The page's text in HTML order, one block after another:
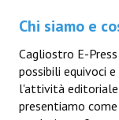
Chi siamo e
Cagliostro E-
possibili equivoci
l'attività editoriale
presentiamo